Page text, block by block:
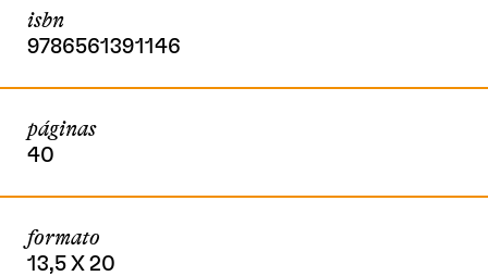
isbn
9786561391146
páginas
40
formato
13,5 X 20